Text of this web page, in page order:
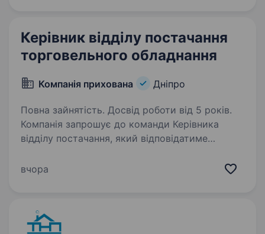
Керівник відділу постачання
торговельного обладнання
Компанія прихована Дніпро
Повна зайнятість. Досвід роботи від 5 років.
Компанія запрошує до команди Керівника
відділу постачання, який відповідатиме
та постачанням торговельного обладнання!
вчора